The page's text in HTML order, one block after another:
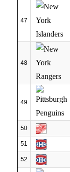
47
48
49
50
51
52